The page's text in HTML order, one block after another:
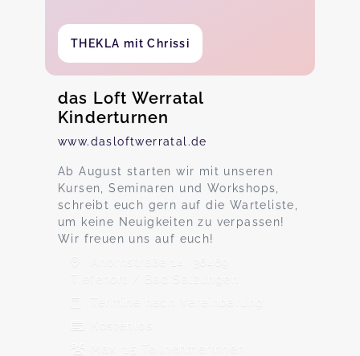
THEKLA mit Chrissi
das Loft Werratal
Kinderturnen
www.dasloftwerratal.de
Ab August starten wir mit unseren
Kursen, Seminaren und Workshops,
schreibt euch gern auf die Warteliste,
um keine Neuigkeiten zu verpassen!
Wir freuen uns auf euch!
Ahornstraße 14, 36469
Tiefenort / Bad Salzungen
Termine nach Vereinbarung
Max. 15 TeilnehmerInnen